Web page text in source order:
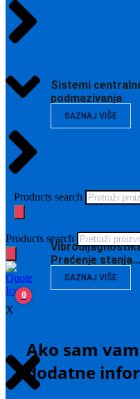
Sistemi
podmazivanja
SAZNAJ VIŠE
Praćenje stanja…
SAZNAJ VIŠE
Ako sam
dodatne
Products search
Products search
0
X